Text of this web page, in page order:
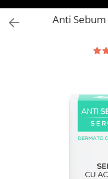
Produse Antirid
Produse Hidratante
Produse Antiacnee
Creme contur ochi
Anti